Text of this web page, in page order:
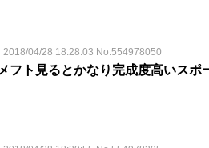
2018/04/28 18:28:03 No.554978050
フト見るとかなり完成度高いスポ